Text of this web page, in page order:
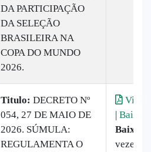
DA PARTICIPAÇÃO
DA SELEÇÃO
BRASILEIRA NA
COPA DO MUNDO
2026.
Titulo: DECRETO Nº
054, 27 DE MAIO DE
2026. SÚMULA:
REGULAMENTA O
| Baixar
vezes